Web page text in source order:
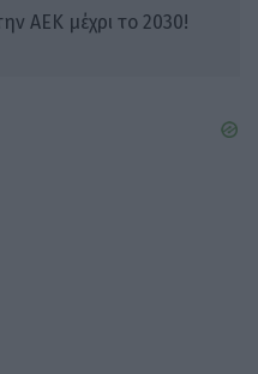
ΑΕΚ μέχρι το 2030!